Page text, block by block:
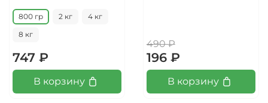
800 гр 2 кг 4 кг
8 кг
747 ₽
В корзину
490 ₽
196 ₽
В корзину